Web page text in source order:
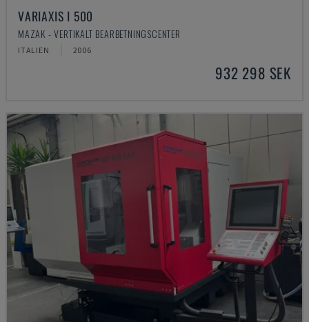
VARIAXIS I 500
MAZAK - VERTIKALT BEARBETNINGSCENTER
ITALIEN 2006
932 298 SEK